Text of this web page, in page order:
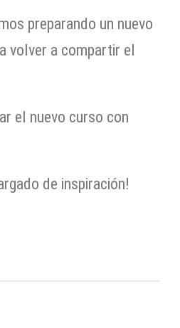
preparando un nuevo
volver a compartir el
el nuevo curso con
de inspiración!